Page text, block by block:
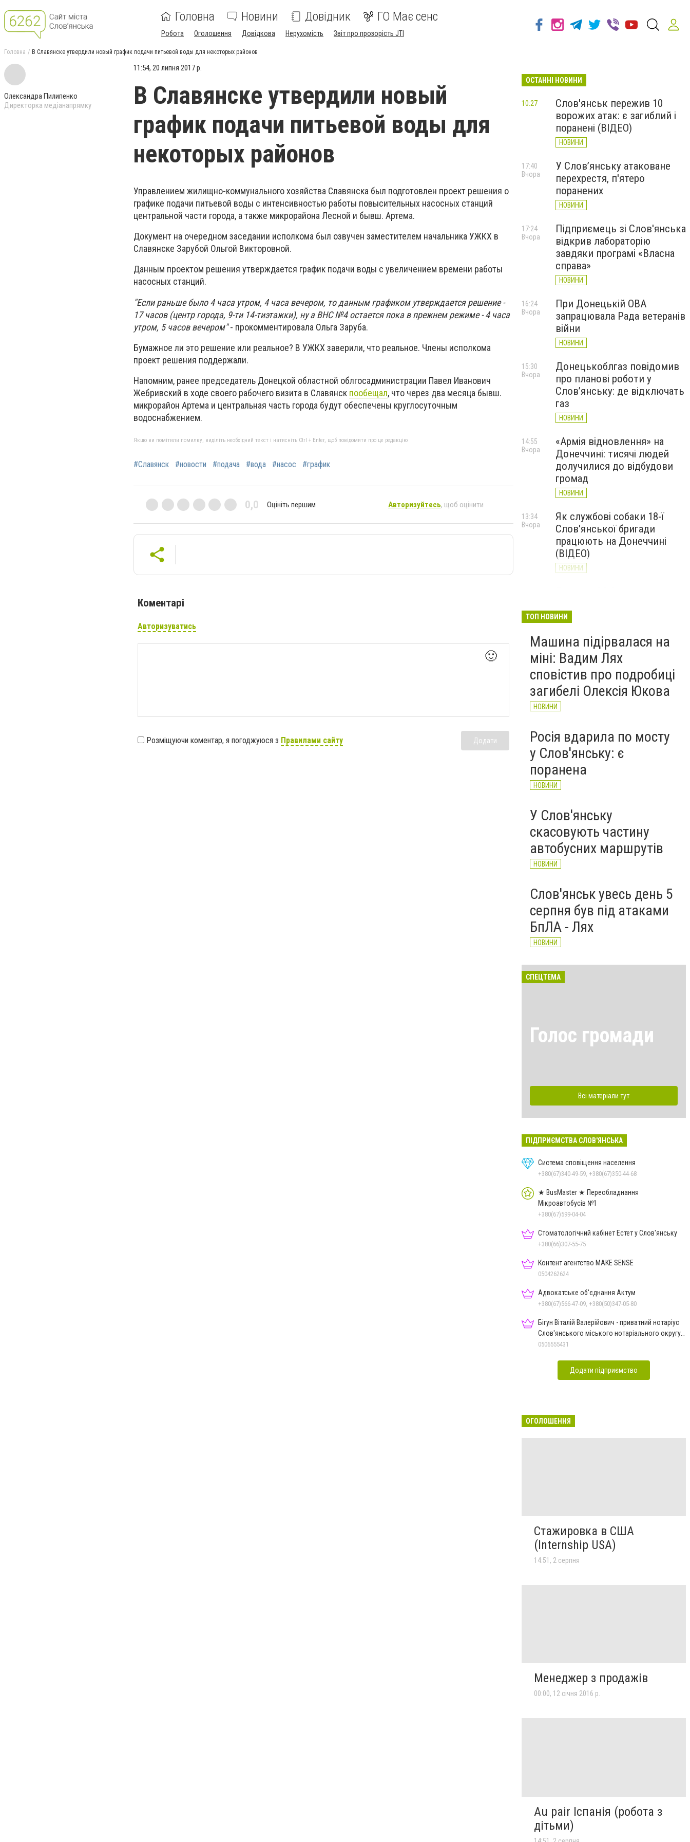
Головна Новини Довідник ГО Має сенс
Робота Оголошення Довідкова Нерухомість Звіт про прозорість JTI
Головна В Славянске утвердили новый график подачи питьевой воды для некоторых районов
Олександра Пилипенко
Директорка медіанапрямку
11:54, 20 липня 2017 р.
В Славянске утвердили новый
график подачи питьевой воды для
некоторых районов
Управлением жилищно-коммунального хозяйства Славянска был подготовлен проект решения о
графике подачи питьевой воды с интенсивностью работы повысительных насосных станций
центральной части города, а также микрорайона Лесной и бывш. Артема.
Документ на очередном заседании исполкома был озвучен заместителем начальника УЖКХ в
Славянске Зарубой Ольгой Викторовной.
Данным проектом решения утверждается график подачи воды с увеличением времени работы
насосных станций.
"Если раньше было 4 часа утром, 4 часа вечером, то данным графиком утверждается решение -
17 часов (центр города, 9-ти 14-тиэтажки), ну а ВНС №4 остается пока в прежнем режиме - 4 часа
утром, 5 часов вечером"- прокомментировала Ольга Заруба.
Бумажное ли это решение или реальное? В УЖКХ заверили, что реальное. Члены исполкома
проект решения поддержали.
Напомним, ранее председатель Донецкой областной облгосадминистрации Павел Иванович
Жебривский в ходе своего рабочего визита в Славянск пообещал, что через два месяца бывш.
микрорайон Артема и центральная часть города будут обеспечены круглосуточным
водоснабжением.
Якщо ви помітили помилку, виділіть необхідний текст і натисніть Ctrl + Enter, щоб повідомити про це редакцію
#Славянск #новости #подача #вода #насос #график
0,0 Оцініть першим Авторизуйтесь, щоб оцінити
Коментарі
Авторизуватись
🙂
Розміщуючи коментар, я погоджуюся з Правилами сайту Додати
ОСТАННІ НОВИНИ
Слов'янськ пережив 10
ворожих атак: є загиблий і
поранені (ВІДЕО)
НОВИНИ
10:27
У Слов’янську атаковане
перехрестя, п'ятеро
поранених
НОВИНИ
17:40
Вчора
Підприємець зі Слов'янська
відкрив лабораторію
завдяки програмі «Власна
справа»
НОВИНИ
17:24
Вчора
При Донецькій ОВА
запрацювала Рада ветеранів
війни
НОВИНИ
16:24
Вчора
Донецькоблгаз повідомив
про планові роботи у
Слов’янську: де відключать
газ
НОВИНИ
15:30
Вчора
«Армія відновлення» на
Донеччині: тисячі людей
долучилися до відбудови
громад
НОВИНИ
14:55
Вчора
Як службові собаки 18-ї
Слов'янської бригади
працюють на Донеччині
(ВІДЕО)
НОВИНИ
13:34
Вчора
та найближчих напрямках
ТОП НОВИНИ
Машина підірвалася на
міні: Вадим Лях
сповістив про подробиці
загибелі Олексія Юкова
НОВИНИ
Росія вдарила по мосту
у Слов'янську: є
поранена
НОВИНИ
У Слов'янську
скасовують частину
автобусних маршрутів
НОВИНИ
Слов'янськ увесь день 5
серпня був під атаками
БпЛА - Лях
НОВИНИ
СПЕЦТЕМА
Голос громади
Всі матеріали тут
ПІДПРИЄМСТВА СЛОВ'ЯНСЬКА
Система сповіщення населення
+380(67)340-49-59, +380(67)350-44-68
★ BusMaster ★ Переобладнання
Мікроавтобусів №1
+380(67)599-04-04
Стоматологічний кабінет Естет у Слов'янську
+380(66)307-55-75
Контент агентство MAKE SENSE
0504262624
Адвокатське об'єднання Актум
+380(67)566-47-09, +380(50)347-05-80
Бігун Віталій Валерійович - приватний нотаріус
Слов'янського міського нотаріального округу
Дон.обл.
0506555431
Додати підприємство
ОГОЛОШЕННЯ
Стажировка в США
(Internship USA)
14:51, 2 серпня
Менеджер з продажів
00:00, 12 січня 2016 р.
Au pair Іспанія (робота з
дітьми)